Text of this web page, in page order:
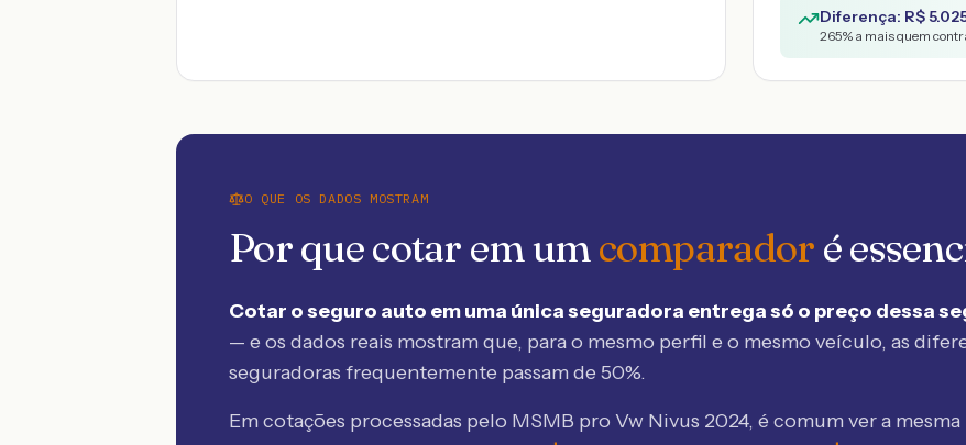
Diferença: R$
265% a mais quem
O QUE OS DADOS MOSTRAM
Por que cotar em umcomparador é
Cotar o seguro auto em uma única seguradora entrega só o preço dessa
— e os dados reais mostram que, para o mesmo perfil e o mesmo veículo, as
seguradoras frequentemente passam de 50%.
Em cotações processadas pelo MSMB pro Vw Nivus 2024, é comum ver a mesma